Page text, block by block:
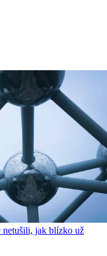
netušili, jak blízko už